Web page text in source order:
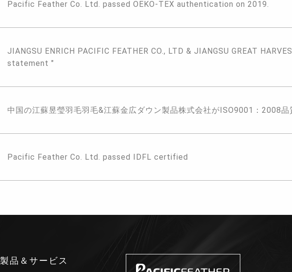
Pacific Feather Co. Ltd. passed OEKO-TEX authentication on 2019.
JIANGSU ENRICH PACIFIC FEATHER CO., LTD & JIANGSU GREAT
statement "
中国の江蘇昱瑩羽毛羽毛&江蘇金広ダウン製品株式会社がISO9001：2008品
Pacific Feather Co. Ltd. passed IDFL certified
製品＆サービス